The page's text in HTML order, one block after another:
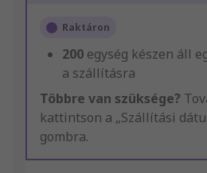
Raktáron
200 egység készen áll
a szállításra
Többre van szüksége?
kattintson a „Szállítási
gombra.